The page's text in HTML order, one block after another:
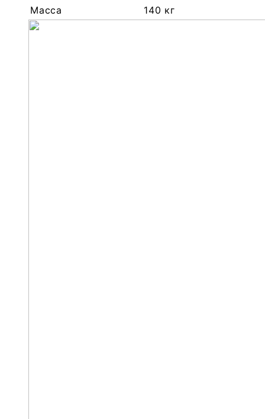
Масса
140 кг